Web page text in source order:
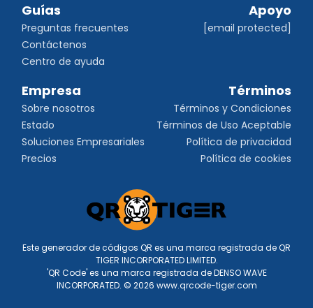
Guías
Preguntas frecuentes
Contáctenos
Centro de ayuda
Apoyo
[email protected]
Empresa
Sobre nosotros
Estado
Soluciones Empresariales
Precios
Términos
Términos y Condiciones
Términos de Uso Aceptable
Política de privacidad
Política de cookies
Este generador de códigos QR es una marca registrada de QR
TIGER INCORPORATED LIMITED.
'QR Code' es una marca registrada de DENSO WAVE
INCORPORATED. © 2026 www.qrcode-tiger.com